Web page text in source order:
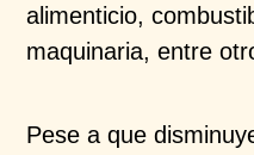
alimenticio,
maquinaria, entre
Pese a que